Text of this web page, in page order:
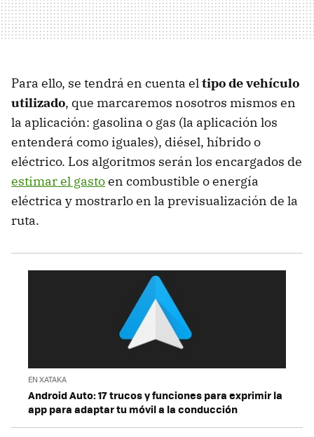
Para ello, se tendrá en cuenta eltipo de vehículo
utilizado, que marcaremos nosotros mismos en
la aplicación: gasolina o gas (la aplicación los
entenderá como iguales), diésel, híbrido o
eléctrico. Los algoritmos serán los encargados de
estimar el gastoen combustible o energía
eléctrica y mostrarlo en la previsualización de la
ruta.
EN XATAKA
Android Auto: 17 trucos y funciones para exprimir la
app para adaptar tu móvil a la conducción